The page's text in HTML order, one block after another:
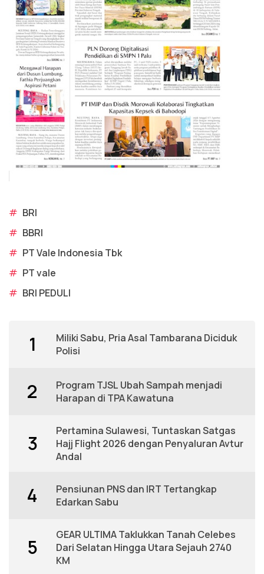
# BRI
# BBRI
# PT Vale Indonesia Tbk
# PT vale
# BRI PEDULI
1
Miliki Sabu, Pria Asal Tambarana Diciduk
Polisi
2
Program TJSL Ubah Sampah menjadi
Harapan di TPA Kawatuna
3
Pertamina Sulawesi, Tuntaskan Satgas
Hajj Flight 2026 dengan Penyaluran Avtur
Andal
4
Pensiunan PNS dan IRT Tertangkap
Edarkan Sabu
5
GEAR ULTIMA Taklukkan Tanah Celebes
Dari Selatan Hingga Utara Sejauh 2740
KM